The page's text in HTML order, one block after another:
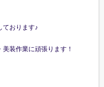
ております♪
装作業に頑張ります！